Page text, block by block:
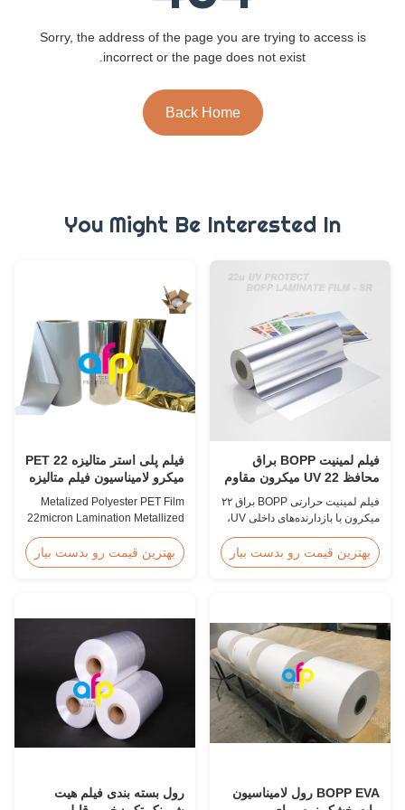
Sorry, the address of the page you are trying to access is
incorrect or the page does not exist.
Back Home
You Might Be Interested In
فیلم لمینیت BOPP براق
محافظ UV 22 میکرون مقاوم
در برابر خراش
فیلم لمینیت حرارتی BOPP براق ۲۲
میکرون با بازدارنده‌های داخلی UV،
خراش، عرض ۲۰۰۰ میلی‌متر و
شفافیت نوری بیش از ۹۲ درصد،
بهترین قیمت رو بدست بیار
فیلم پلی استر متالیزه PET 22
میکرو لامیناسیون فیلم متالیزه
رول
Metalized Polyester PET Film
22micron Lamination Metallized
Screen/Offset/Gravure/Intaglio
Printing Supported Metalized
film is suitable for various
printing types including offset
printing, screen ...
بهترین قیمت رو بدست بیار
BOPP EVA رول لامیناسیون
رول بسته بندی فیلم هیت